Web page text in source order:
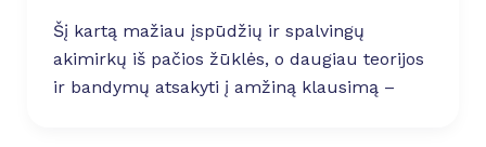
Šį kartą mažiau įspūdžių ir spalvingų
akimirkų iš pačios žūklės, o daugiau teorijos
ir bandymų atsakyti į amžiną klausimą –